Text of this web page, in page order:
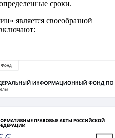
сроки.
является своеобразной